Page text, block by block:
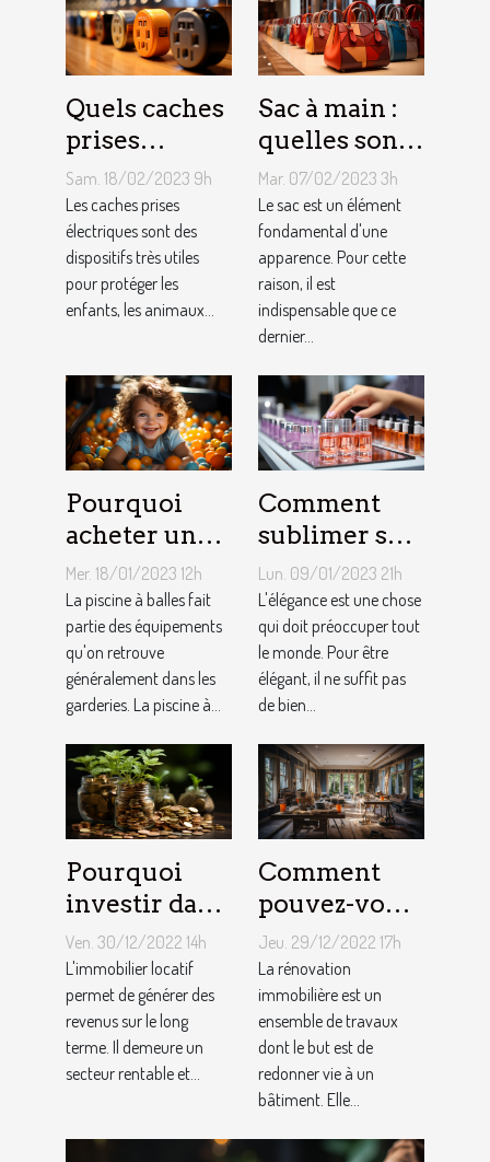
Quels caches
prises
électriques
choisir ?
Sam. 18/02/2023 9h
Les caches prises
électriques sont des
dispositifs très utiles
pour protéger les
enfants, les animaux...
Sac à main :
quelles sont
les astuces
pour faire un
choix
approprié ?
Mar. 07/02/2023 3h
Le sac est un élément
fondamental d'une
apparence. Pour cette
raison, il est
indispensable que ce
dernier...
Pourquoi
acheter une
piscine à
balles à son
bébé ?
Mer. 18/01/2023 12h
La piscine à balles fait
partie des équipements
qu'on retrouve
généralement dans les
garderies. La piscine à...
Comment
sublimer ses
ongles ?
Lun. 09/01/2023 21h
L'élégance est une chose
qui doit préoccuper tout
le monde. Pour être
élégant, il ne suffit pas
de bien...
Pourquoi
investir dans
l'immobilier
?
Ven. 30/12/2022 14h
L'immobilier locatif
permet de générer des
revenus sur le long
terme. Il demeure un
secteur rentable et...
Comment
pouvez-vous
faire une
rénovation
immobilière
?
Jeu. 29/12/2022 17h
La rénovation
immobilière est un
ensemble de travaux
dont le but est de
redonner vie à un
bâtiment. Elle...